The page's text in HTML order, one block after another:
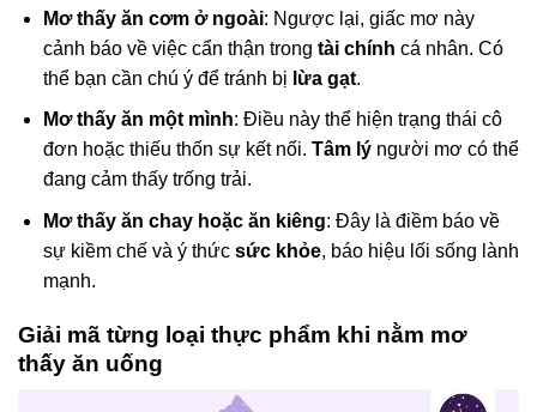
Mơ thấy ăn cơm ở ngoài: Ngược lại, giấc mơ này
cảnh báo về việc cẩn thận trong tài chính cá nhân. Có
thể bạn cần chú ý để tránh bị lừa gạt.
Mơ thấy ăn một mình: Điều này thể hiện trạng thái cô
đơn hoặc thiếu thốn sự kết nối. Tâm lýngười mơ có thể
đang cảm thấy trống trải.
Mơ thấy ăn chay hoặc ăn kiêng: Đây là điềm báo về
sự kiềm chế và ý thức sức khỏe, báo hiệu lối sống lành
mạnh.
Giải mã từng loại thực phẩm khi nằm mơ
thấy ăn uống